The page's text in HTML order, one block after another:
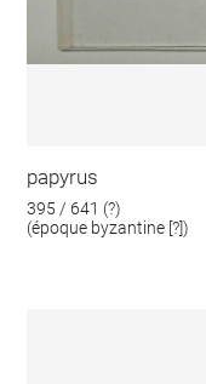
papyrus
395 / 641 (?)
(époque byzantine [?])